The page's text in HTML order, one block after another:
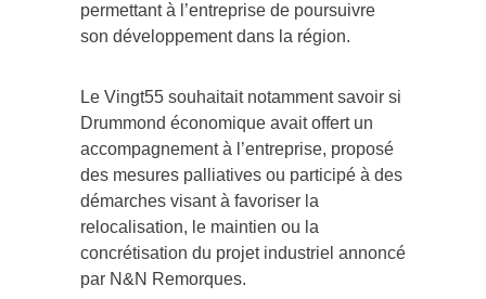
permettant à l’entreprise de poursuivre
son développement dans la région.
Le Vingt55 souhaitait notamment savoir si
Drummond économique avait offert un
accompagnement à l’entreprise, proposé
des mesures palliatives ou participé à des
démarches visant à favoriser la
relocalisation, le maintien ou la
concrétisation du projet industriel annoncé
par N&N Remorques.